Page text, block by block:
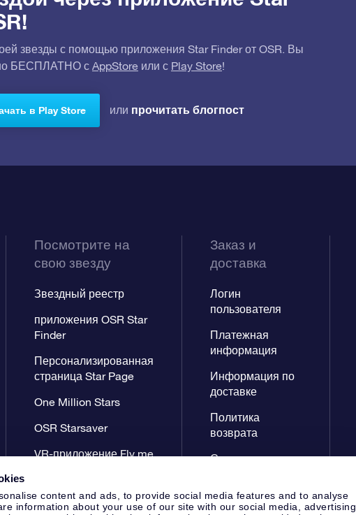
content and ads, to provide social media features and to analyse
information about your use of our site with our social media, advertising
звезды с помощью приложения Star Finder от OSR. Вы
БЕСПЛАТНО с AppStore или с Play Store!
в Play Store или прочитать блогпост
Посмотрите на
свою звезду
Звездный реестр
приложения OSR Star
Finder
Персонализированная
страница Star Page
One Million Stars
OSR Starsaver
VR-приложение Fly me
Заказ и
доставка
Логин
пользователя
Платежная
информация
Информация по
доставке
Политика
возврата
Созвездиях